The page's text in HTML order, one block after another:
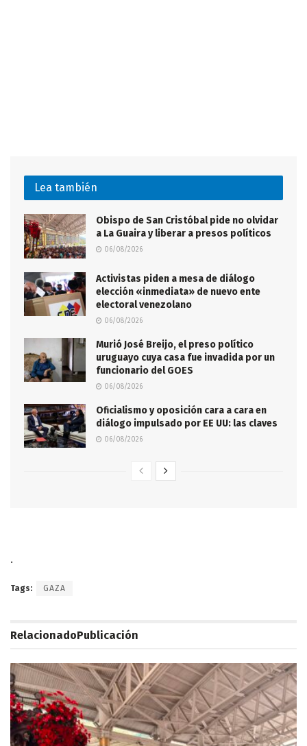
Lea también
Obispo de San Cristóbal pide no olvidar
a La Guaira y liberar a presos políticos
06/08/2026
Activistas piden a mesa de diálogo
elección «inmediata» de nuevo ente
electoral venezolano
06/08/2026
Murió José Breijo, el preso político
uruguayo cuya casa fue invadida por un
funcionario del GOES
06/08/2026
Oficialismo y oposición cara a cara en
diálogo impulsado por EE UU: las claves
06/08/2026
.
Tags: GAZA
RelacionadoPublicación